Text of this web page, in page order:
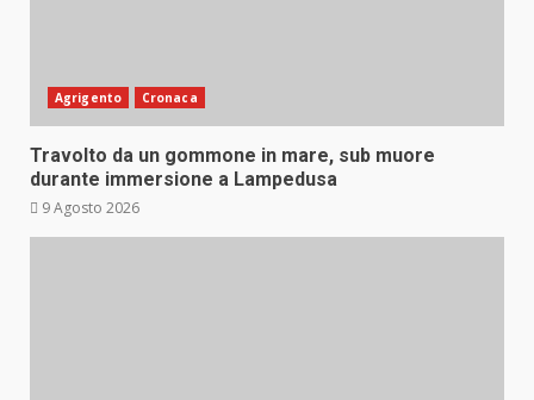
Agrigento Cronaca
Travolto da un gommone in mare, sub muore
durante immersione a Lampedusa
9 Agosto 2026